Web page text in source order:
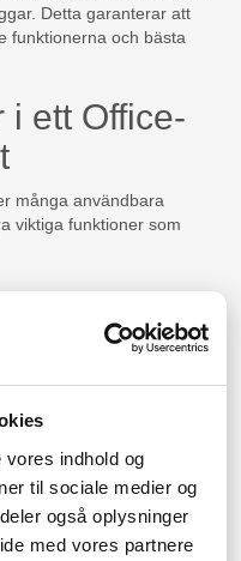
indhold og
til sociale medier og
også oplysninger
med vores partnere
Detta garanterar att
funktionerna och bästa
i ett Office-
många användbara
viktiga funktioner som
att skriva och formatera
mallar.
som kan hanteras med
kan användas för att
budgetar och